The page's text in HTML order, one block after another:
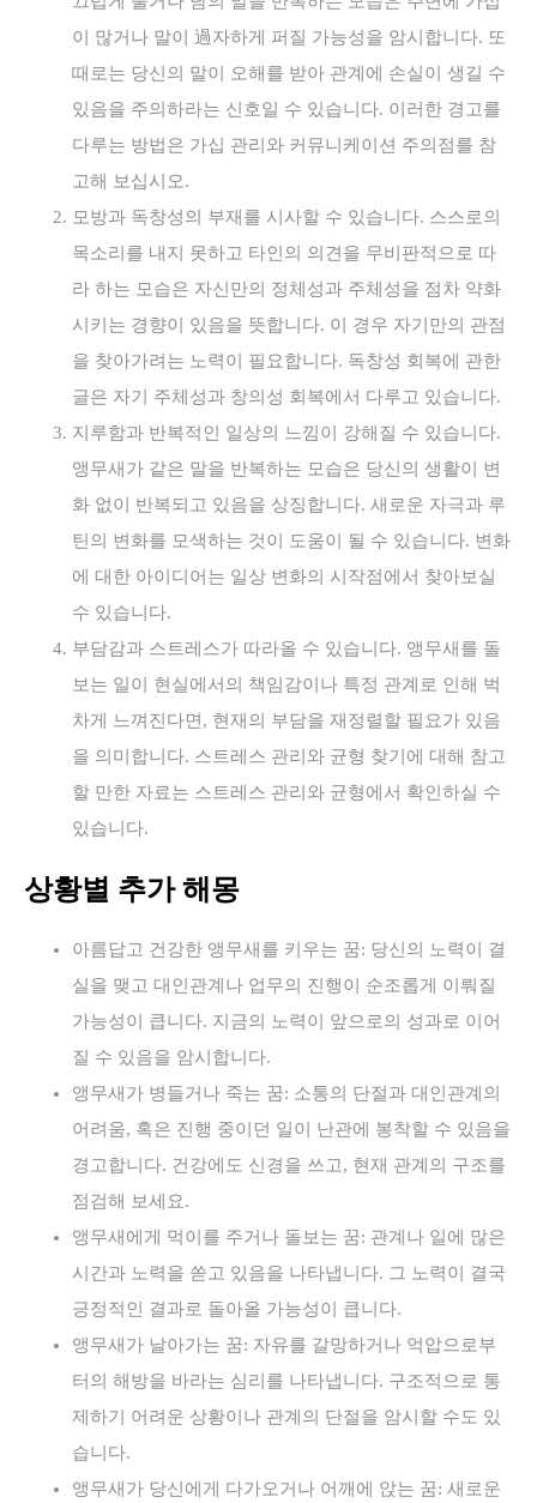
이 많거나 말이 過자하게 퍼질 가능성을 암시합니다. 또
때로는 당신의 말이 오해를 받아 관계에 손실이 생길 수
있음을 주의하라는 신호일 수 있습니다. 이러한 경고를
다루는 방법은 가십 관리와 커뮤니케이션 주의점를 참
고해 보십시오.
모방과 독창성의 부재를 시사할 수 있습니다. 스스로의
목소리를 내지 못하고 타인의 의견을 무비판적으로 따
라 하는 모습은 자신만의 정체성과 주체성을 점차 약화
시키는 경향이 있음을 뜻합니다. 이 경우 자기만의 관점
을 찾아가려는 노력이 필요합니다. 독창성 회복에 관한
글은 자기 주체성과 창의성 회복에서 다루고 있습니다.
지루함과 반복적인 일상의 느낌이 강해질 수 있습니다.
앵무새가 같은 말을 반복하는 모습은 당신의 생활이 변
화 없이 반복되고 있음을 상징합니다. 새로운 자극과 루
틴의 변화를 모색하는 것이 도움이 될 수 있습니다. 변화
에 대한 아이디어는 일상 변화의 시작점에서 찾아보실
수 있습니다.
부담감과 스트레스가 따라올 수 있습니다. 앵무새를 돌
보는 일이 현실에서의 책임감이나 특정 관계로 인해 벅
차게 느껴진다면, 현재의 부담을 재정렬할 필요가 있음
을 의미합니다. 스트레스 관리와 균형 찾기에 대해 참고
할 만한 자료는 스트레스 관리와 균형에서 확인하실 수
있습니다.
상황별 추가 해몽
아름답고 건강한 앵무새를 키우는 꿈: 당신의 노력이 결
실을 맺고 대인관계나 업무의 진행이 순조롭게 이뤄질
가능성이 큽니다. 지금의 노력이 앞으로의 성과로 이어
질 수 있음을 암시합니다.
앵무새가 병들거나 죽는 꿈: 소통의 단절과 대인관계의
어려움, 혹은 진행 중이던 일이 난관에 봉착할 수 있음을
경고합니다. 건강에도 신경을 쓰고, 현재 관계의 구조를
점검해 보세요.
앵무새에게 먹이를 주거나 돌보는 꿈: 관계나 일에 많은
시간과 노력을 쏟고 있음을 나타냅니다. 그 노력이 결국
긍정적인 결과로 돌아올 가능성이 큽니다.
앵무새가 날아가는 꿈: 자유를 갈망하거나 억압으로부
터의 해방을 바라는 심리를 나타냅니다. 구조적으로 통
제하기 어려운 상황이나 관계의 단절을 암시할 수도 있
습니다.
앵무새가 당신에게 다가오거나 어깨에 앉는 꿈: 새로운